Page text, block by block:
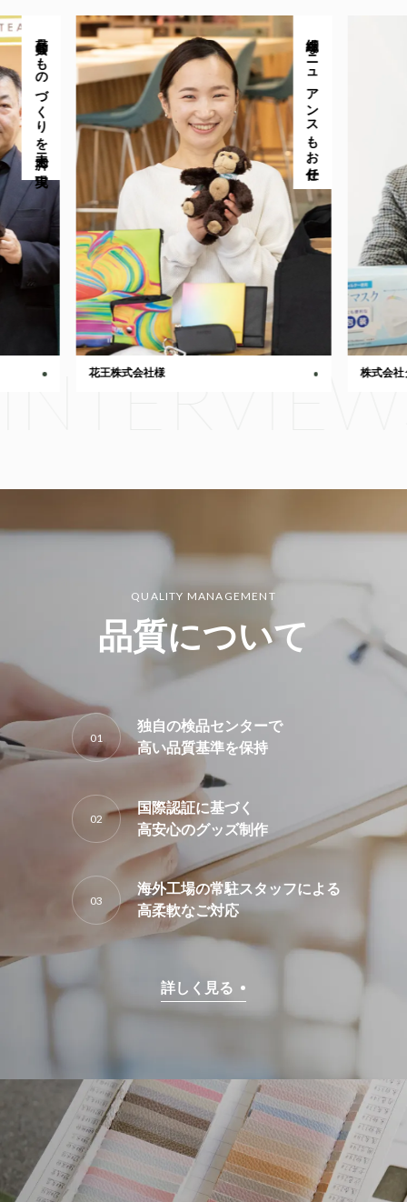
高品質なものづくりを二人三脚で実現 繊細なニュアンスもお任せ
花王株式会社様 株式会社
QUALITY MANAGEMENT
品質について
01
独自の検品センターで
高い品質基準を保持
02
国際認証に基づく
高安心のグッズ制作
03
海外工場の常駐スタッフによる
高柔軟なご対応
詳しく見る